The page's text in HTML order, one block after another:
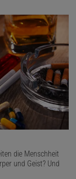
die Menschheit
und Geist? Und